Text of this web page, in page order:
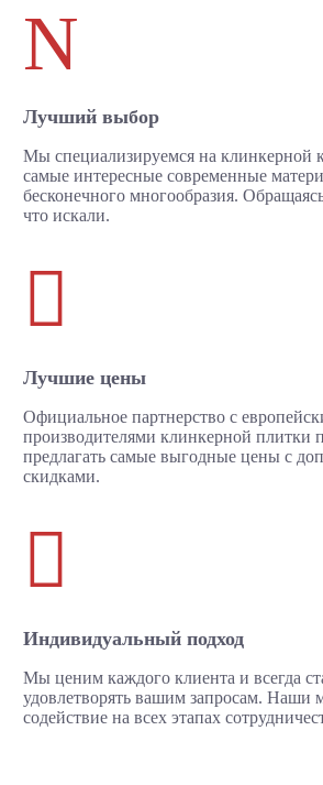
N
Лучший выбор
Мы специализируемся на клинкерной
самые интересные современные
бесконечного многообразия.
что искали.

Лучшие цены
Официальное партнерство с
производителями клинкерной плитки
предлагать самые выгодные цены с
скидками.

Индивидуальный подход
Мы ценим каждого клиента и всегда
удовлетворять вашим запросам. Наши
содействие на всех этапах